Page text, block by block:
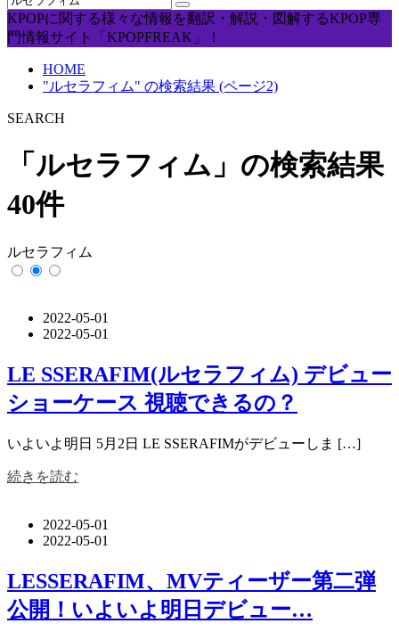
KPOPに関する様々な情報を翻訳・解説・図解するKPOP専
門情報サイト「KPOPFREAK」！
HOME
"ルセラフィム" の検索結果 (ページ2)
SEARCH
「ルセラフィム」の検索結果
40件
ルセラフィム
2022-05-01
2022-05-01
LE SSERAFIM(ルセラフィム) デビュー
ショーケース 視聴できるの？
いよいよ明日 5月2日 LE SSERAFIMがデビューしま […]
続きを読む
2022-05-01
2022-05-01
LESSERAFIM、MVティーザー第二弾
公開！いよいよ明日デビュー…